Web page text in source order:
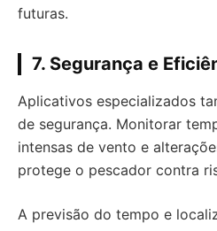
futuras.
7. Segurança e
Aplicativos especializados
de segurança. Monitorar
intensas de vento e
protege o pescador contra
A previsão do tempo e